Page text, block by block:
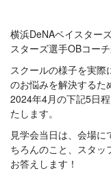
横浜DeNAベイスター
スターズ選手OBコー
スクールの様子を実際
のお悩みを解決するた
2024年4月の下記5日
たします。
見学会当日は、会場
ちろんのこと、スタッ
お答えします！